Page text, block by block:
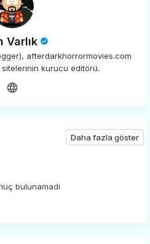
Varlık
afterdarkhorrormovies.com
kurucu editörü.
Daha fazla göster
bulunamadı